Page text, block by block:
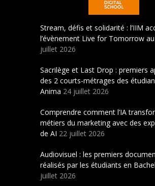
Stream, défis et solidarité : l’IIM
l’évènement Live for Tomorrow
juillet 2026
Sacrilège et Last Drop : premiers
des 2 courts-métrages des
Anima 24 juillet 2026
Comprendre comment l’IA
métiers du marketing avec des
de AI 22 juillet 2026
Audiovisuel : les premiers
réalisés par les étudiants en
juillet 2026